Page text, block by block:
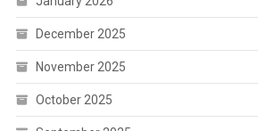
December 2025
November 2025
October 2025